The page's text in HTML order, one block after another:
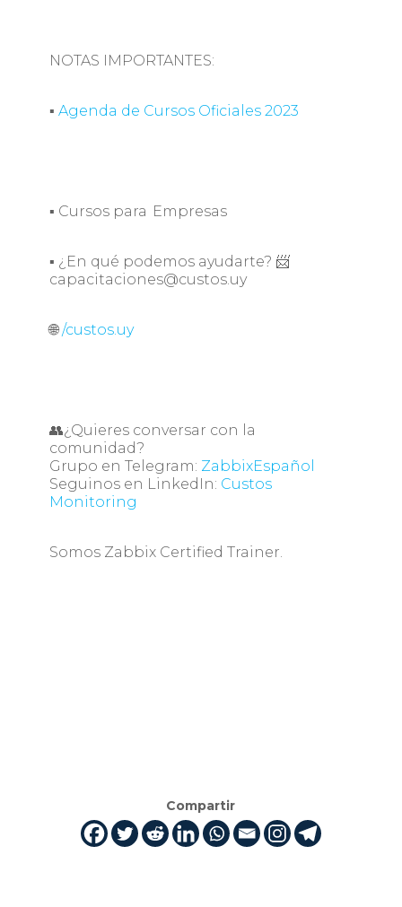
NOTAS IMPORTANTES:
▪ Agenda de Cursos Oficiales 2023
▪ Cursos para Empresas
▪ ¿En qué podemos ayudarte? 📨
capacitaciones@custos.uy
🌐/custos.uy
👥¿Quieres conversar con la
comunidad?
Grupo en Telegram: ZabbixEspañol
Seguinos en LinkedIn: Custos
Monitoring
Somos Zabbix Certified Trainer.
Compartir